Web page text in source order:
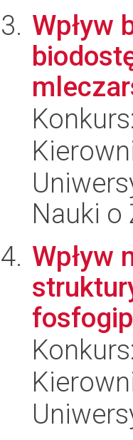
Wpływ
Konkurs:
Nauki o
Wpływ
Konkurs: